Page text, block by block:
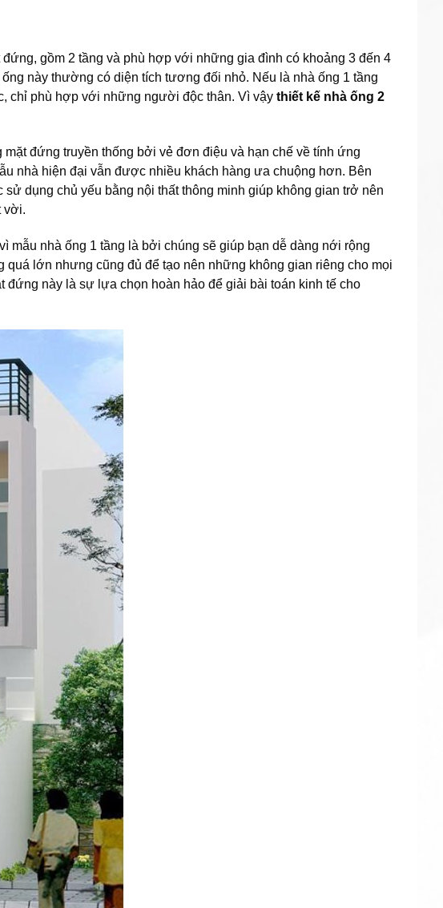
gồm 2 tầng và phù hợp với những gia đình có khoảng 3 đến 4
này thường có diện tích tương đối nhỏ. Nếu là nhà ống 1 tầng
chỉ phù hợp với những người độc thân. Vì vậy thiết kế nhà ống 2
đứng truyền thống bởi vẻ đơn điệu và hạn chế về tính ứng
nhà hiện đại vẫn được nhiều khách hàng ưa chuộng hơn. Bên
dụng chủ yếu bằng nội thất thông minh giúp không gian trở nên
vời.
mẫu nhà ống 1 tầng là bởi chúng sẽ giúp bạn dễ dàng nới rộng
lớn nhưng cũng đủ để tạo nên những không gian riêng cho mọi
đứng này là sự lựa chọn hoàn hảo để giải bài toán kinh tế cho